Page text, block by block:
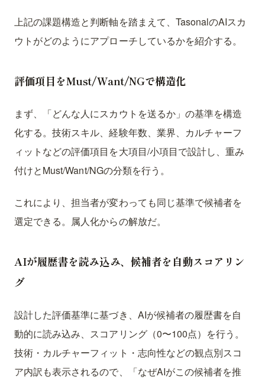
上記の課題構造と判断軸を踏まえて、TasonalのAIスカ
ウトがどのようにアプローチしているかを紹介する。
評価項目をMust/Want/NGで構造化
まず、「どんな人にスカウトを送るか」の基準を構造
化する。技術スキル、経験年数、業界、カルチャーフ
ィットなどの評価項目を大項目/小項目で設計し、重み
付けとMust/Want/NGの分類を行う。
これにより、担当者が変わっても同じ基準で候補者を
選定できる。属人化からの解放だ。
AIが履歴書を読み込み、候補者を自動スコアリン
グ
設計した評価基準に基づき、AIが候補者の履歴書を自
動的に読み込み、スコアリング（0〜100点）を行う。
技術・カルチャーフィット・志向性などの観点別スコ
ア内訳も表示されるので、「なぜAIがこの候補者を推